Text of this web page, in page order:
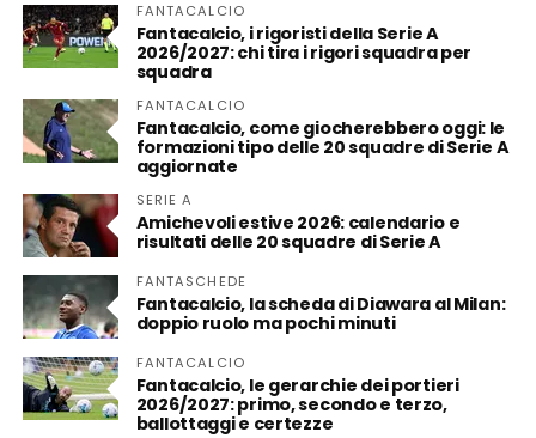
FANTACALCIO
Fantacalcio, i rigoristi della Serie A
2026/2027: chi tira i rigori squadra per
squadra
FANTACALCIO
Fantacalcio, come giocherebbero oggi: le
formazioni tipo delle 20 squadre di Serie A
aggiornate
SERIE A
Amichevoli estive 2026: calendario e
risultati delle 20 squadre di Serie A
FANTASCHEDE
Fantacalcio, la scheda di Diawara al Milan:
doppio ruolo ma pochi minuti
FANTACALCIO
Fantacalcio, le gerarchie dei portieri
2026/2027: primo, secondo e terzo,
ballottaggi e certezze